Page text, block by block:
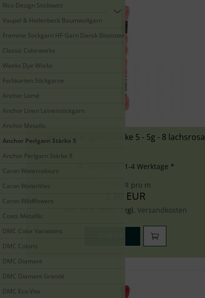
Rico Design Sticktwist
Vaupel & Heilenbeck Baumwollgarn
Fremme Stickgarn HF-Garn Dansk Blomstergarn
Classic Colorworks
Weeks Dye Works
Farbkarten Stickgarne
Anchor Lamé
Anchor Linen Leinenstickgarn
Anchor Metallic
Anchor Perlgarn Stärke 5
Anchor Perlgarn Stärke 8
Caron Watercolours
Caron Waterlilies
Caron Wildflowers
Coats Metalllic
DMC Color Variations
DMC Coloris
DMC Diamant
DMC Diamant Grandé
DMC Eco Vita
Anchor Perlgarn Stärke 5 - 5g - 8 lachsrosa
Lieferzeit: 1-4 Werktage *
0,11 EUR pro m
2,50 EUR
inkl. 19 % MwSt. zzgl. Versandkosten